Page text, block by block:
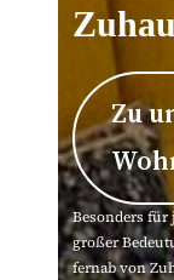
Zu
Besonders für
großer
fernab von